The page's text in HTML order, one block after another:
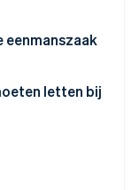
registreren
registreren in
eenmanszaak
letten bij